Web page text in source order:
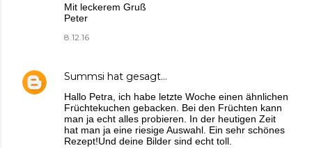
Mit leckerem Gruß
Peter
8.12.16
Summsi hat gesagt…
Hallo Petra, ich habe letzte Woche einen ähnlichen
Früchtekuchen gebacken. Bei den Früchten kann
man ja echt alles probieren. In der heutigen Zeit
hat man ja eine riesige Auswahl. Ein sehr schönes
Rezept!Und deine Bilder sind echt toll.